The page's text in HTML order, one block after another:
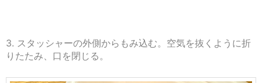
3. スタッシャーの外側からもみ込む。空気を抜くように折
りたたみ、口を閉じる。